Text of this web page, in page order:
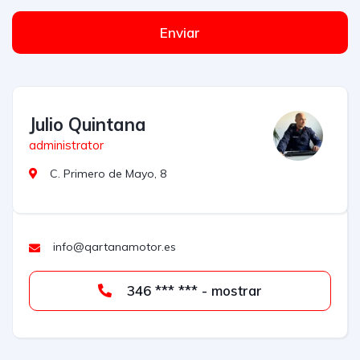
Enviar
Julio Quintana
administrator
C. Primero de Mayo, 8
info@qartanamotor.es
346 *** *** - mostrar